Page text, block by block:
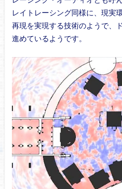
レイトレーシング同様に、現実
再現を実現する技術のようで、
進めているようです。